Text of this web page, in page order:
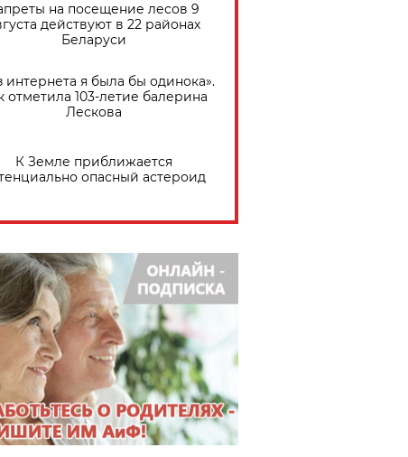
на посещение лесов 9
действуют в 22 районах
Беларуси
интернета я была бы одинока».
отметила 103-летие балерина
Лескова
К Земле приближается
опасный астероид